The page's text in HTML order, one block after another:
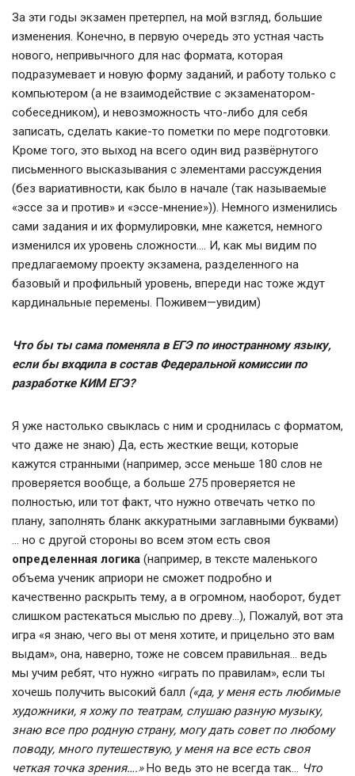
За эти годы экзамен претерпел, на мой взгляд, большие
изменения. Конечно, в первую очередь это устная часть
нового, непривычного для нас формата, которая
подразумевает и новую форму заданий, и работу только с
компьютером (а не взаимодействие с экзаменатором-
собеседником), и невозможность что-либо для себя
записать, сделать какие-то пометки по мере подготовки.
Кроме того, это выход на всего один вид развёрнутого
письменного высказывания с элементами рассуждения
(без вариативности, как было в начале (так называемые
«эссе за и против» и «эссе-мнение»)). Немного изменились
сами задания и их формулировки, мне кажется, немного
изменился их уровень сложности…. И, как мы видим по
предлагаемому проекту экзамена, разделенного на
базовый и профильный уровень, впереди нас тоже ждут
кардинальные перемены. Поживем—увидим)
Что бы ты сама поменяла в ЕГЭ по иностранному языку,
если бы входила в состав Федеральной комиссии по
разработке КИМ ЕГЭ?
Я уже настолько свыклась с ним и сроднилась с форматом,
что даже не знаю) Да, есть жесткие вещи, которые
кажутся странными (например, эссе меньше 180 слов не
проверяется вообще, а больше 275 проверяется не
полностью, или тот факт, что нужно отвечать четко по
плану, заполнять бланк аккуратными заглавными буквами)
… но с другой стороны во всем этом есть своя
определенная логика (например, в тексте маленького
объема ученик априори не сможет подробно и
качественно раскрыть тему, а в огромном, наоборот, будет
слишком растекаться мыслью по древу…), Пожалуй, вот эта
игра «я знаю, чего вы от меня хотите, и прицельно это вам
выдам», она, наверно, тоже не совсем правильная… ведь
мы учим ребят, что нужно «играть по правилам», если ты
хочешь получить высокий балл («да, у меня есть любимые
художники, я хожу по театрам, слушаю разную музыку,
знаю все про родную страну, могу дать совет по любому
поводу, много путешествую, у меня на все есть своя
четкая точка зрения….»Но ведь это не всегда так… Что